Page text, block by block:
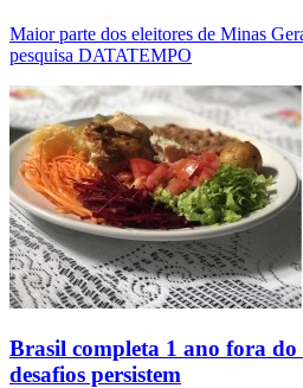
Maior parte dos eleitores de Minas
pesquisa DATATEMPO
Brasil completa 1 ano fora
desafios persistem